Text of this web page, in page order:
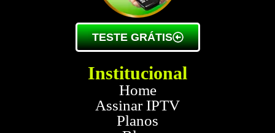
TESTE GRÁTIS
Institucional
Home
Assinar IPTV
Planos